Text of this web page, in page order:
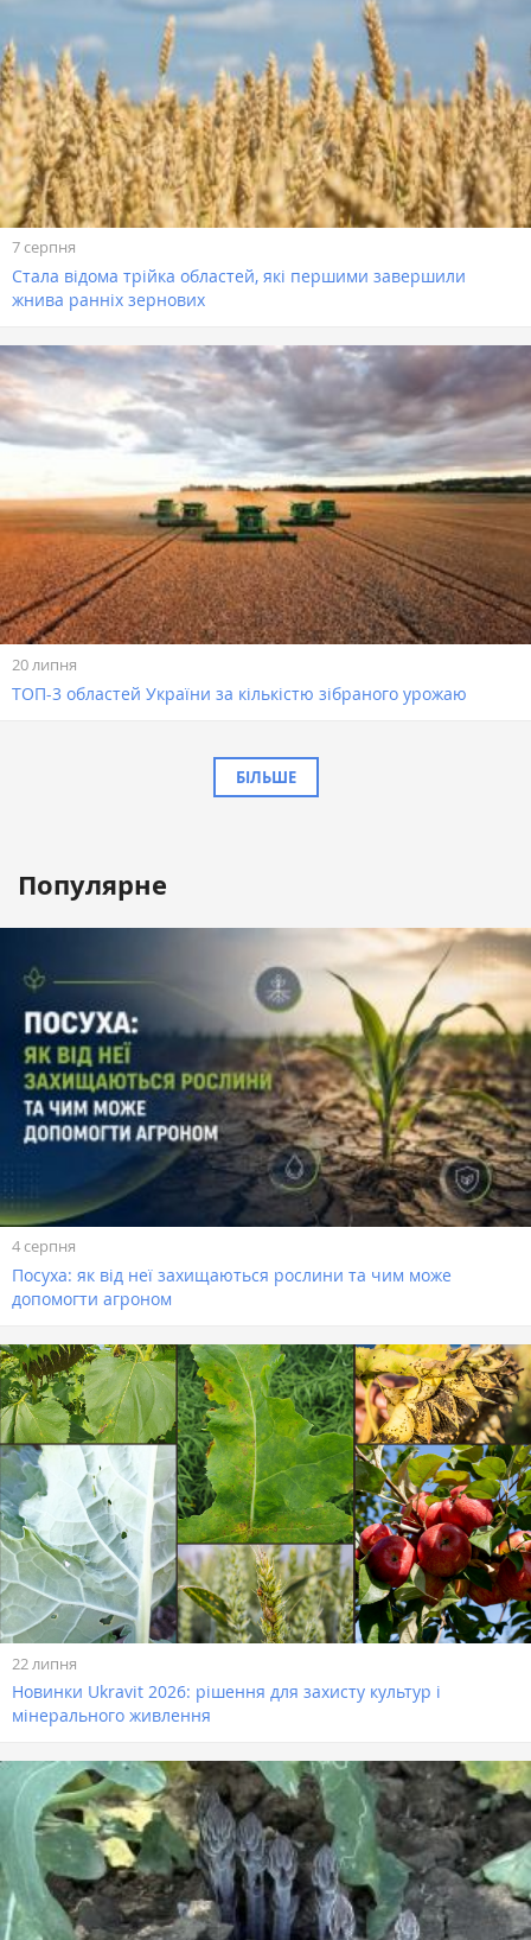
7 серпня
Стала відома трійка областей, які першими завершили
жнива ранніх зернових
20 липня
ТОП-3 областей України за кількістю зібраного урожаю
БІЛЬШЕ
Популярне
4 серпня
Посуха: як від неї захищаються рослини та чим може
допомогти агроном
22 липня
Новинки Ukravit 2026: рішення для захисту культур і
мінерального живлення